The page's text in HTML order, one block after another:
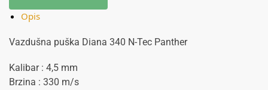
Opis
Vazdušna puška Diana 340 N-Tec Panther
Kalibar : 4,5 mm
Brzina : 330 m/s